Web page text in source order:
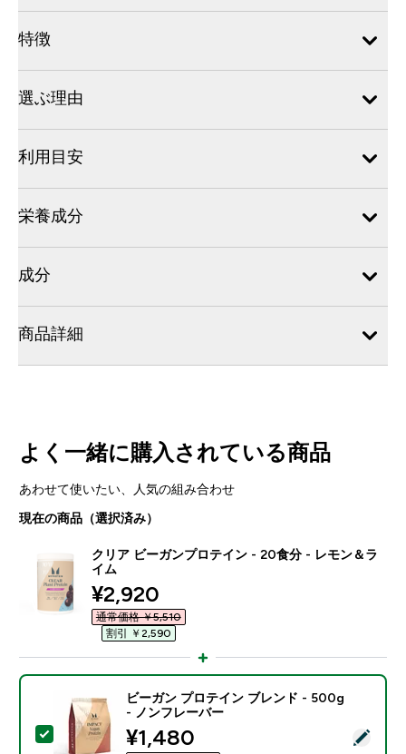
特徴
選ぶ理由
利用目安
栄養成分
成分
商品詳細
よく一緒に購入されている商品
あわせて使いたい、人気の組み合わせ
現在の商品（選択済み）
クリア ビーガンプロテイン - 20食分 - レモン＆ラ
イム
discounted price
¥2,920‎
通常価格 ￥5,510‎
割引 ￥2,590‎
この商品を選択 - ビーガン プロテイン ブレンド -
ビーガン プロテイン ブレンド - 500g
- ノンフレーバー
discounted price
¥1,480‎